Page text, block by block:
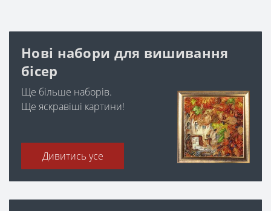
Нові набори для вишивання
бісер
Ще більше наборів.
Ще яскравіші картини!
Дивитись усе